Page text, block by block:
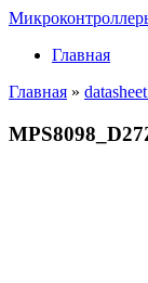
Главная
Главная » datasheet